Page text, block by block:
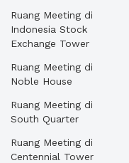
Ruang Meeting di
Indonesia Stock
Exchange Tower
Ruang Meeting di
Noble House
Ruang Meeting di
South Quarter
Ruang Meeting di
Centennial Tower